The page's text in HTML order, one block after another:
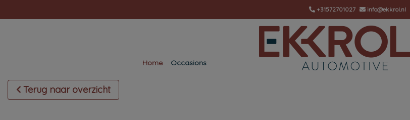
+31572701027 info@ekkrol.nl
Home Occasions
Terug naar overzicht